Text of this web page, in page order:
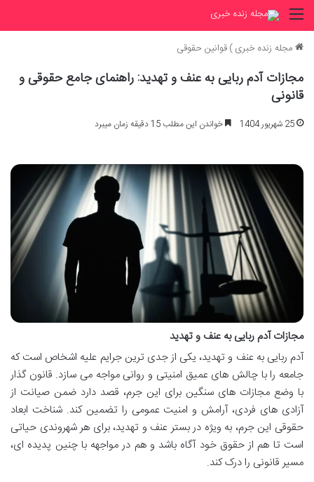
منو
مجله زنده خبری)قوانین حقوقی
مجازات آدم ربایی به عنف و تهدید: راهنمای جامع حقوقی و
قانونی
25 شهریور 1404 خواندن این مطلب 15 دقیقه زمان میبرد
مجازات آدم ربایی به عنف و تهدید
آدم ربایی به عنف و تهدید، یکی از جدی ترین جرایم علیه اشخاص است که
جامعه را با چالش های عمیق امنیتی و روانی مواجه می سازد. قانون گذار
با وضع مجازات های سنگین برای این جرم، قصد دارد ضمن صیانت از
آزادی های فردی، آرامش و امنیت عمومی را تضمین کند. شناخت ابعاد
حقوقی این جرم، به ویژه در بستر عنف و تهدید، برای هر شهروندی حیاتی
است تا هم از حقوق خود آگاه باشد و هم در مواجهه با چنین پدیده ای،
مسیر قانونی را درک کند.